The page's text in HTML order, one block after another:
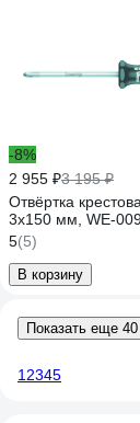
-8%
2 955 ₽3 195 ₽
Отвёртка
3x150 мм, WE-
5(5)
В корзину
Показать еще 40
1 2345